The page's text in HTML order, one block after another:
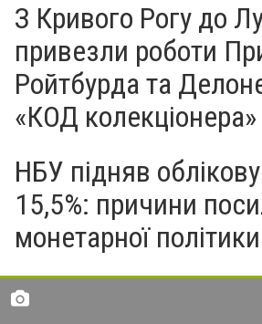
З Кривого Рогу до
привезли роботи
Ройтбурда та
«КОД колекціонера»
НБУ підняв
15,5%: причини
монетарної політики